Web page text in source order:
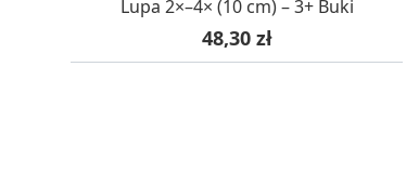
Lupa 2×–4× (10 cm) – 3+ Buki
Cena
48,30 zł